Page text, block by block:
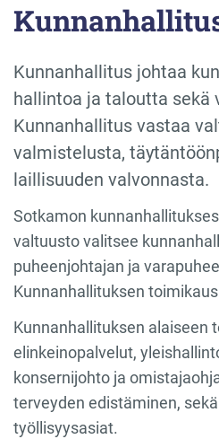
Kunnanhallitus johtaa
hallintoa ja taloutta sekä
Kunnanhallitus vastaa
valmistelusta,
laillisuuden valvonnasta.
Sotkamon
valtuusto valitsee
puheenjohtajan ja
Kunnanhallituksen
Kunnanhallituksen alaiseen
elinkeinopalvelut,
konsernijohto ja
terveyden edistäminen,
työllisyysasiat.